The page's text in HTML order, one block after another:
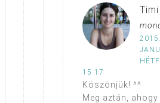
Timi
2015.
15:17
Köszönjük! ^^
Meg aztán, ahogy